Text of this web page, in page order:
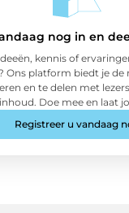
nog in en
kennis of
Ons platform biedt je
en te delen met
Doe mee en laat
Registreer u vandaag